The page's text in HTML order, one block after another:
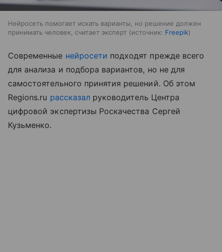
Нейросеть помогает искать варианты, но решение должен
принимать человек, считает эксперт
источник: Freepik
Cовременные нейросети подходят прежде всего
для анализа и подбора вариантов, но не для
самостоятельного принятия решений. Об этом
Regions.ru рассказалруководитель Центра
цифровой экспертизы Роскачества Сергей
Кузьменко.